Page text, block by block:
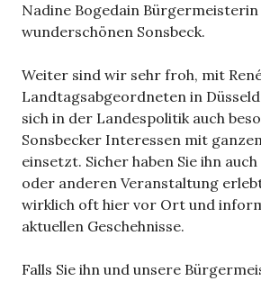
Nadine Bogedain
wunderschönen Sonsbeck.
Weiter sind wir sehr froh, mit
Landtagsabgeordneten in
sich in der Landespolitik auch
Sonsbecker Interessen mit
einsetzt. Sicher haben Sie ihn
oder anderen Veranstaltung
wirklich oft hier vor Ort und
aktuellen Geschehnisse.
Falls Sie ihn und unsere